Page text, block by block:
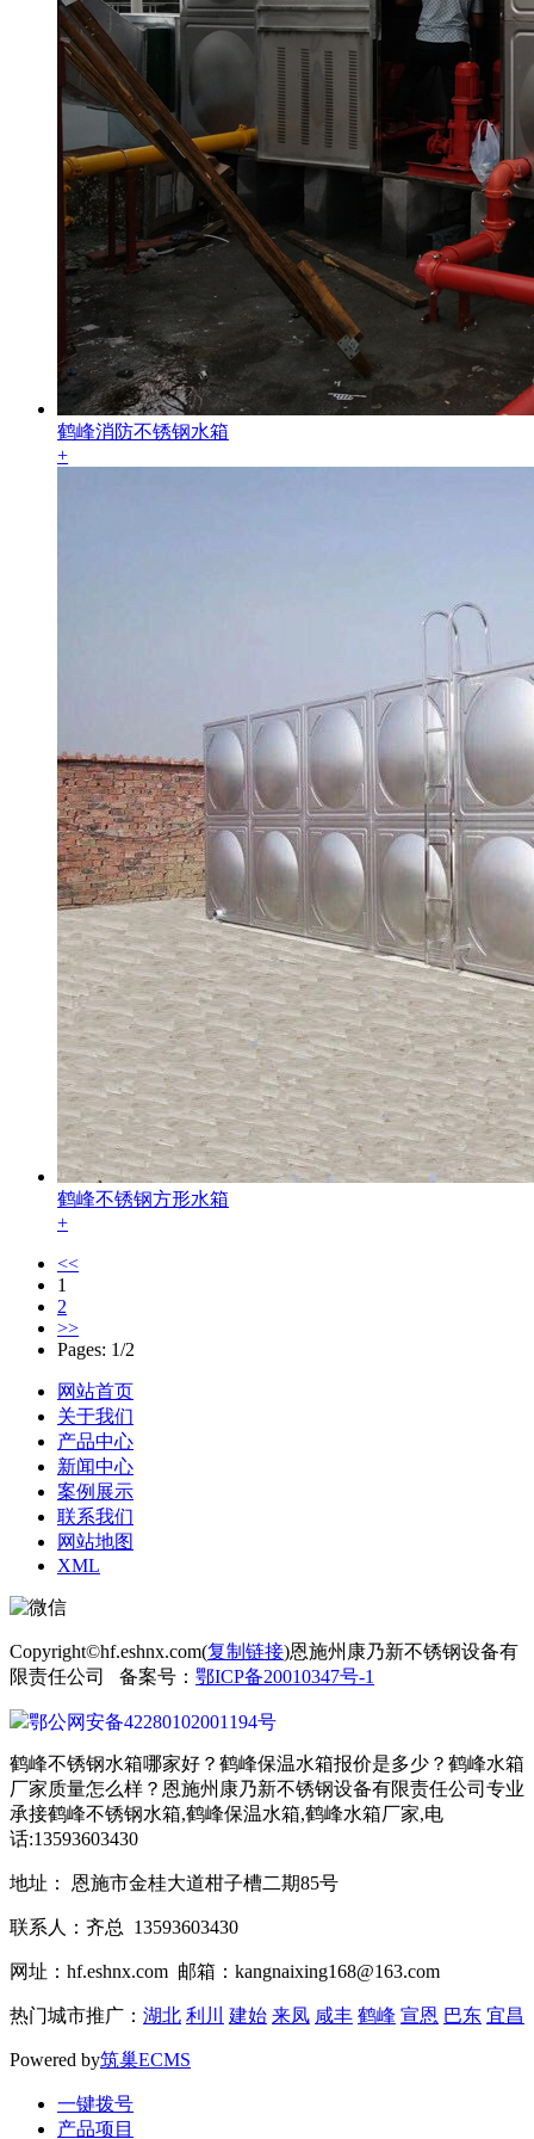
鹤峰消防不锈钢水箱
+
鹤峰不锈钢方形水箱
+
<<
1
2
>>
Pages: 1/2
网站首页
关于我们
产品中心
新闻中心
案例展示
联系我们
网站地图
XML
Copyright©hf.eshnx.com(复制链接)恩施州康乃新不锈钢设备有
限责任公司 备案号： 鄂ICP备20010347号-1
鄂公网安备42280102001194号
鹤峰不锈钢水箱哪家好？鹤峰保温水箱报价是多少？鹤峰水箱
厂家质量怎么样？恩施州康乃新不锈钢设备有限责任公司专业
承接鹤峰不锈钢水箱,鹤峰保温水箱,鹤峰水箱厂家,电
话:13593603430
地址： 恩施市金桂大道柑子槽二期85号
联系人：齐总 13593603430
网址：hf.eshnx.com 邮箱：kangnaixing168@163.com
热门城市推广： 湖北 利川 建始 来凤 咸丰 鹤峰 宣恩 巴东 宜昌
Powered by筑巢ECMS
一键拨号
产品项目